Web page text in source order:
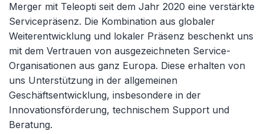
Merger mit Teleopti seit dem Jahr 2020 eine verstärkte
Servicepräsenz. Die Kombination aus globaler
Weiterentwicklung und lokaler Präsenz beschenkt uns
mit dem Vertrauen von ausgezeichneten Service-
Organisationen aus ganz Europa. Diese erhalten von
uns Unterstützung in der allgemeinen
Geschäftsentwicklung, insbesondere in der
Innovationsförderung, technischem Support und
Beratung.